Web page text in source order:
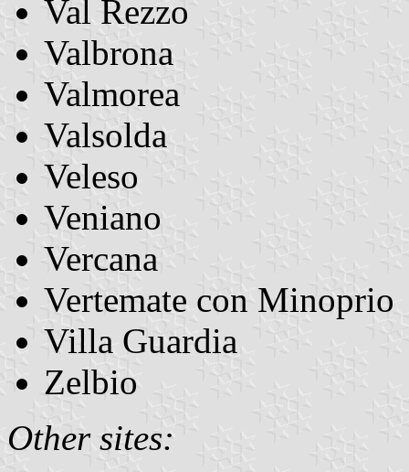
Val Rezzo
Valbrona
Valmorea
Valsolda
Veleso
Veniano
Vercana
Vertemate con Minoprio
Villa Guardia
Zelbio
Other sites: